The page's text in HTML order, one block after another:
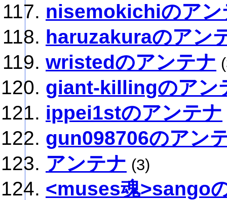
nisemokichiのアン
haruzakuraのアン
wristedのアンテナ
giant-killingのアン
ippei1stのアンテナ
gun098706のアン
アンテナ (3)
<muses魂>sango